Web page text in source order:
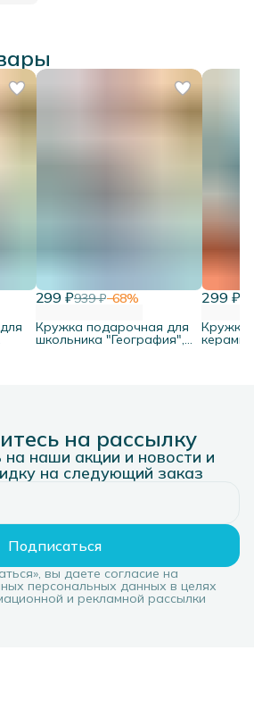
299 ₽939 ₽−68%
Кружка подарочная для
школьника "География",
299 ₽
Кружка
на рассылку
наши акции и новости и
на следующий заказ
Подписаться
вы даете согласие на
персональных данных в целях
и рекламной рассылки